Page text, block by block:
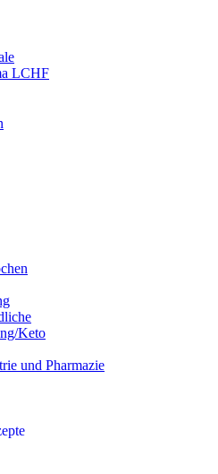
LCHF
Keto
und Pharmazie